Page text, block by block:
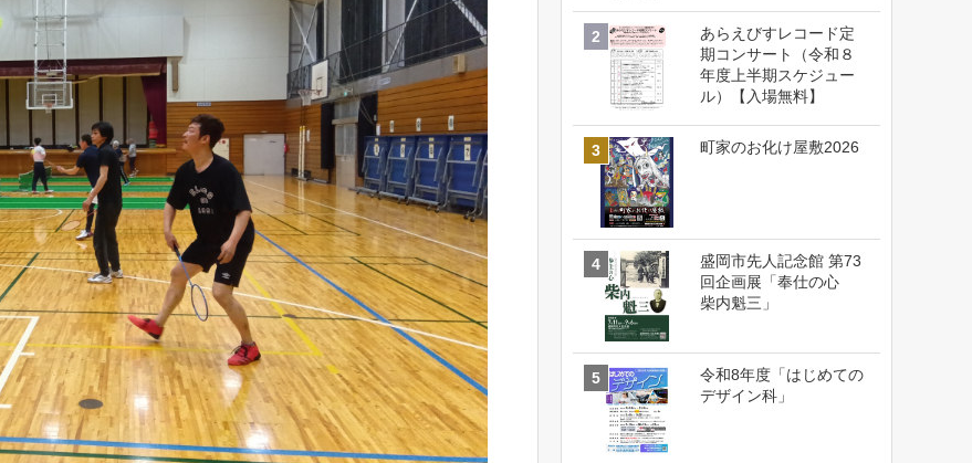
あらえびすレコード定
期コンサート（令和８
年度上半期スケジュー
ル）【入場無料】
町家のお化け屋敷2026
盛岡市先人記念館 第73
回企画展「奉仕の心
柴内魁三」
令和8年度「はじめての
デザイン科」